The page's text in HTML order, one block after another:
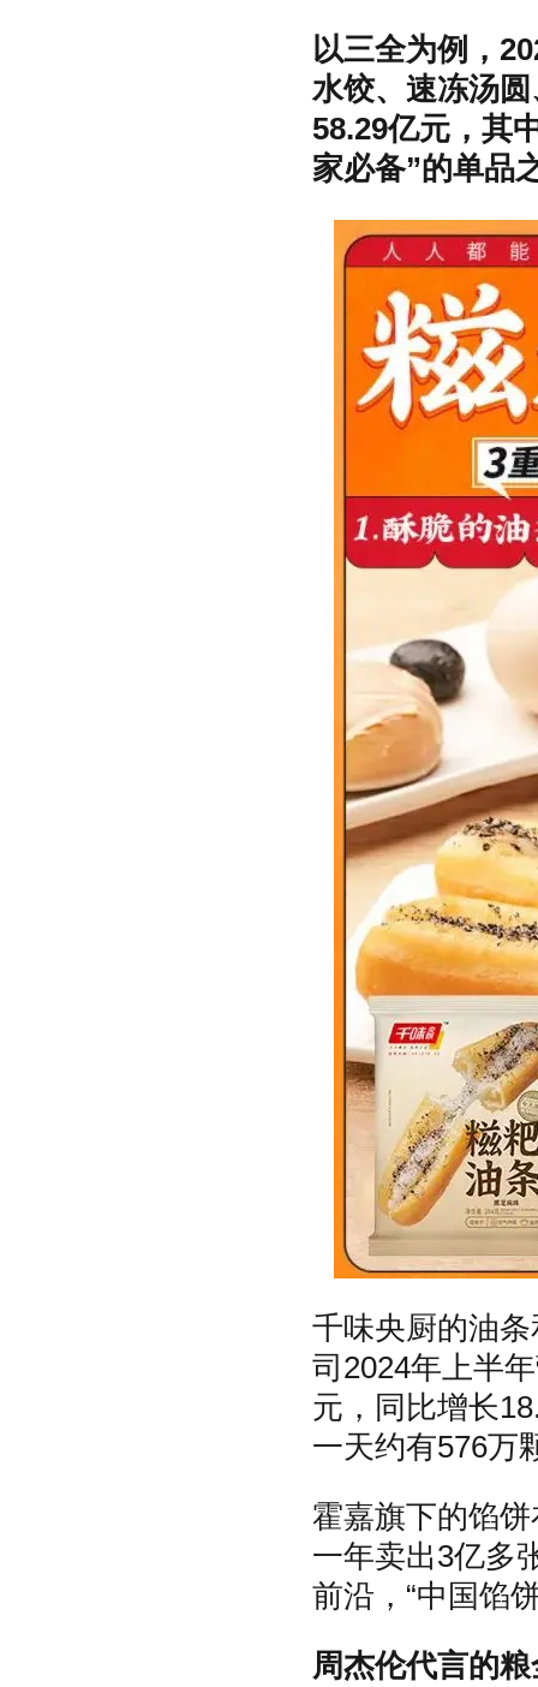
以三全为例，
水饺、速冻汤
58.29亿元，其
家必备”的单品
千味央厨的油
司2024年上半
元，同比增长
一天约有576万
霍嘉旗下的馅
一年卖出3亿多
前沿，“中国馅
周杰伦代言的